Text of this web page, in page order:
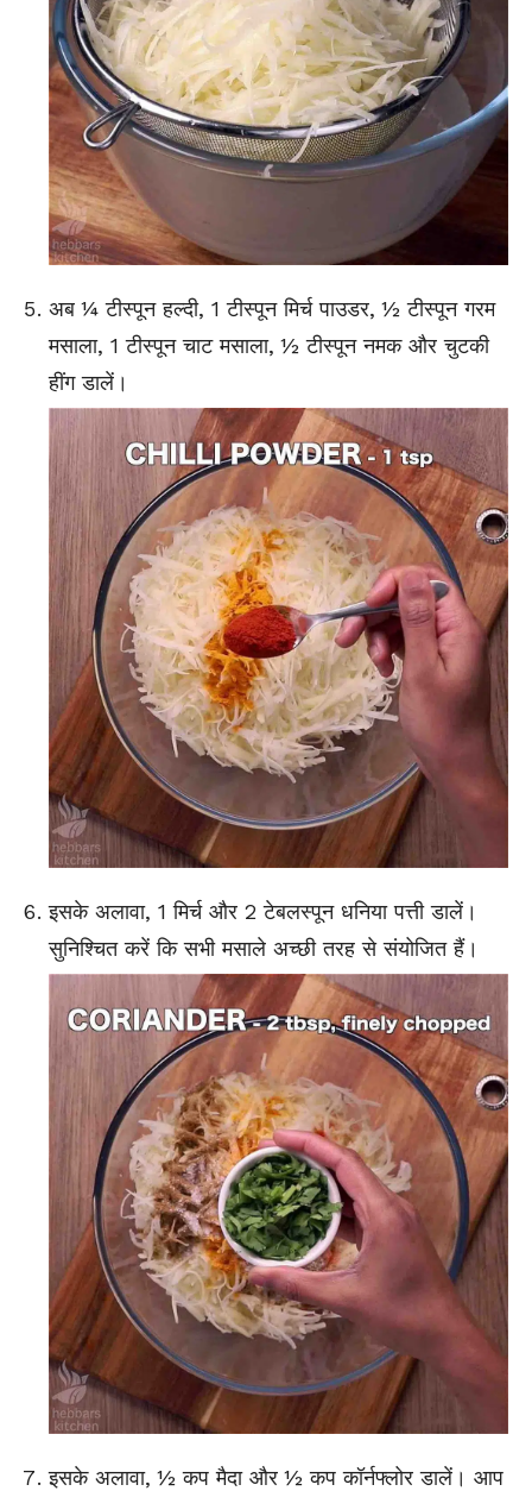
अब ¼ टीस्पून हल्दी, 1 टीस्पून मिर्च पाउडर, ½ टीस्पून गरम
मसाला, 1 टीस्पून चाट मसाला, ½ टीस्पून नमक और चुटकी
हींग डालें।
इसके अलावा, 1 मिर्च और 2 टेबलस्पून धनिया पत्ती डालें।
सुनिश्चित करें कि सभी मसाले अच्छी तरह से संयोजित हैं।
इसके अलावा, ½ कप मैदा और ½ कप कॉर्नफ्लोर डालें। आप